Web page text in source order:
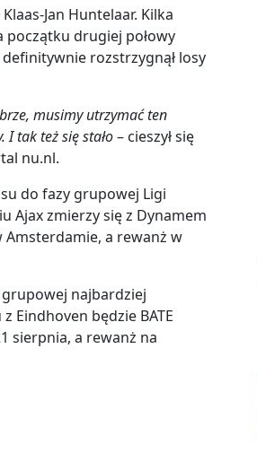
Jan Huntelaar. Kilka
początku drugiej połowy
rozstrzygnął losy
musimy utrzymać ten
I tak też się stało– cieszył się
nu.nl.
do fazy grupowej Ligi
Ajax zmierzy się z Dynamem
a rewanż w
grupowej najbardziej
Eindhoven będzie BATE
sierpnia, a rewanż na